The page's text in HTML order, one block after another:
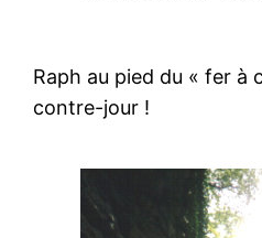
Raph au pied du « fer à
contre-jour !